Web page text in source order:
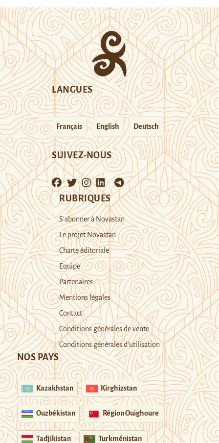
LANGUES
Français English Deutsch
SUIVEZ-NOUS
RUBRIQUES
S’abonner à Novastan
Le projet Novastan
Charte éditoriale
Equipe
Partenaires
Mentions légales
Contact
Conditions générales de vente
Conditions générales d’utilisation
NOS PAYS
Kazakhstan Kirghizstan
Ouzbékistan Région Ouïghoure
Tadjikistan Turkménistan